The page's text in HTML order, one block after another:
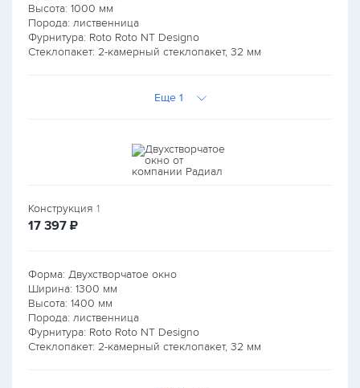
Высота: 1000 мм
Порода: лиственница
Фурнитура: Roto Roto NT Designo
Стеклопакет: 2-камерный стеклопакет, 32 мм
Еще 1
Конструкция 1
17 397 руб.
₽
Форма: Двухстворчатое окно
Ширина: 1300 мм
Высота: 1400 мм
Порода: лиственница
Фурнитура: Roto Roto NT Designo
Стеклопакет: 2-камерный стеклопакет, 32 мм